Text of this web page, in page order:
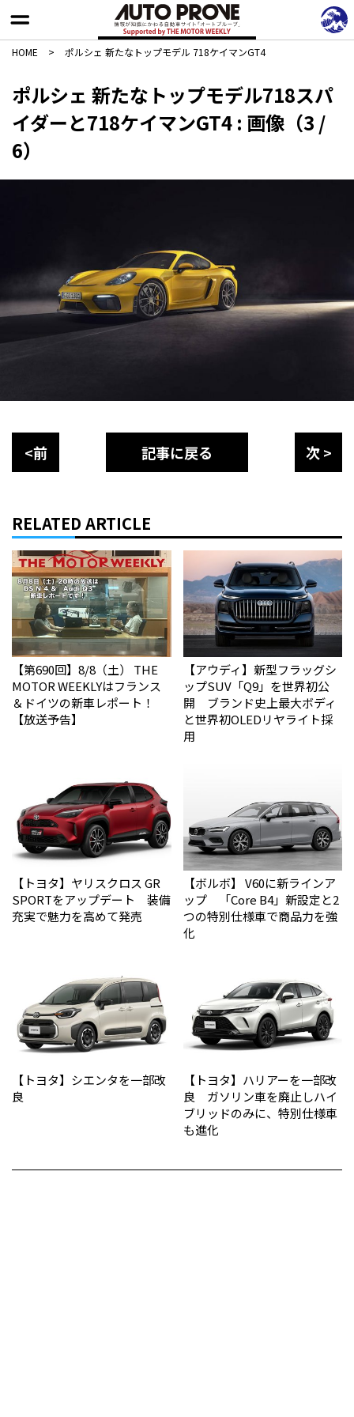
HOME > ポルシェ 新たなトップモデル 718ケイマンGT4
ポルシェ 新たなトップモデル718スパ
イダーと718ケイマンGT4 : 画像（3 /
6）
<前 記事に戻る 次 >
RELATED ARTICLE
【第690回】8/8（土） THE
MOTOR WEEKLYはフランス
＆ドイツの新車レポート！
【放送予告】
【アウディ】新型フラッグシ
ップSUV「Q9」を世界初公
開 ブランド史上最大ボディ
と世界初OLEDリヤライト採
用
【トヨタ】ヤリスクロス GR
SPORTをアップデート 装備
充実で魅力を高めて発売
【ボルボ】 V60に新ラインア
ップ 「Core B4」新設定と2
つの特別仕様車で商品力を強
化
【トヨタ】シエンタを一部改
良
【トヨタ】ハリアーを一部改
良 ガソリン車を廃止しハイ
ブリッドのみに、特別仕様車
も進化